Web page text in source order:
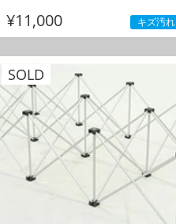
¥11,000 キズ汚れ
SOLD